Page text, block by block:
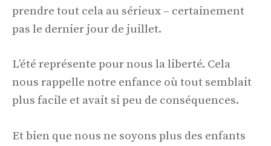
prendre tout cela au sérieux – certainement
pas le dernier jour de juillet.
L’été représente pour nous la liberté. Cela
nous rappelle notre enfance où tout semblait
plus facile et avait si peu de conséquences.
Et bien que nous ne soyons plus des enfants